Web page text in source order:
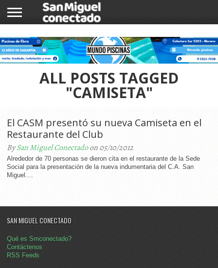
NOTICIAS
COMUNIDAD
COMERCIOS
ALL POSTS TAGGED
"CAMISETA"
El CASM presentó su nueva Camiseta en el
Restaurante del Club
BySan Miguel Conectadoon 05/10/2012
Alrededor de 70 personas se dieron cita en el restaurante de la Sede
Social para la presentación de la nueva indumentaria del C.A. San
Miguel....
SAN MIGUEL CONECTADO
Qué es Smconectado?
Contáctenos
RSS Feeds